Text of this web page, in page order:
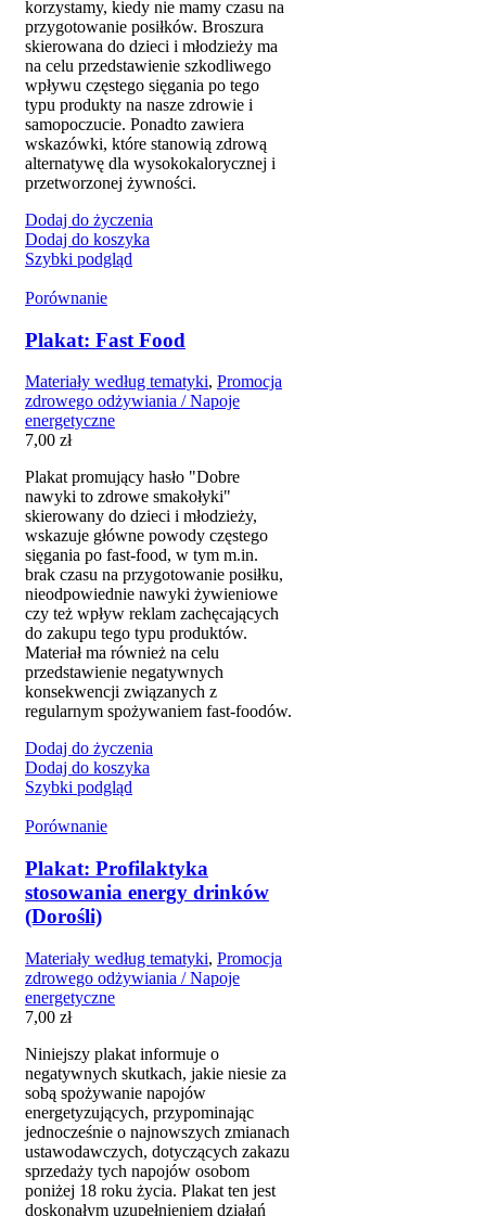
korzystamy, kiedy nie mamy czasu na
przygotowanie posiłków. Broszura
skierowana do dzieci i młodzieży ma
na celu przedstawienie szkodliwego
wpływu częstego sięgania po tego
typu produkty na nasze zdrowie i
samopoczucie. Ponadto zawiera
wskazówki, które stanowią zdrową
alternatywę dla wysokokalorycznej i
przetworzonej żywności.
Dodaj do życzenia
Dodaj do koszyka
Szybki podgląd
Porównanie
Plakat: Fast Food
Materiały według tematyki, Promocja
zdrowego odżywiania / Napoje
energetyczne
7,00 zł
Plakat promujący hasło "Dobre
nawyki to zdrowe smakołyki"
skierowany do dzieci i młodzieży,
wskazuje główne powody częstego
sięgania po fast-food, w tym m.in.
brak czasu na przygotowanie posiłku,
nieodpowiednie nawyki żywieniowe
czy też wpływ reklam zachęcających
do zakupu tego typu produktów.
Materiał ma również na celu
przedstawienie negatywnych
konsekwencji związanych z
regularnym spożywaniem fast-foodów.
Dodaj do życzenia
Dodaj do koszyka
Szybki podgląd
Porównanie
Plakat: Profilaktyka
stosowania energy drinków
(Dorośli)
Materiały według tematyki, Promocja
zdrowego odżywiania / Napoje
energetyczne
7,00 zł
Niniejszy plakat informuje o
negatywnych skutkach, jakie niesie za
sobą spożywanie napojów
energetyzujących, przypominając
jednocześnie o najnowszych zmianach
ustawodawczych, dotyczących zakazu
sprzedaży tych napojów osobom
poniżej 18 roku życia. Plakat ten jest
doskonałym uzupełnieniem działań